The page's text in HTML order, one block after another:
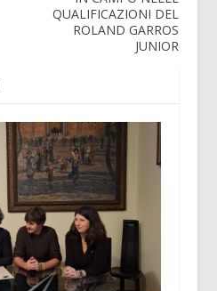
QUALIFICAZIONI DEL
ROLAND GARROS
JUNIOR